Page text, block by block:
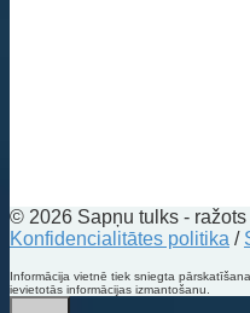
© 2026 Sapņu tulks -
Konfidencialitātes politika /
Informācija vietnē tiek sniegta
ievietotās informācijas izmantošanu.